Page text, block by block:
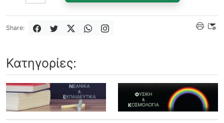
Share:
Κατηγορίες: